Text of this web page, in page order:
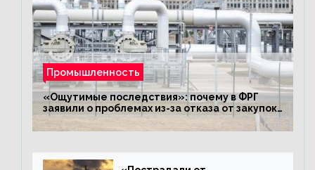
Промышленность
«Ощутимые последствия»: почему в ФРГ
заявили о проблемах из-за отказа от закупок
российского газа